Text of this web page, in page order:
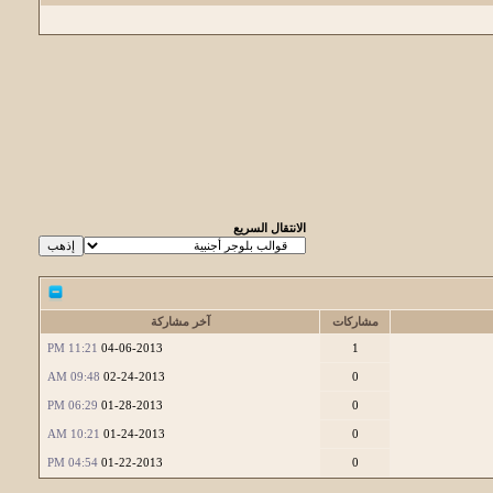
الانتقال السريع
مشاركات
آخر مشاركة
1
04-06-2013
11:21 PM
0
02-24-2013
09:48 AM
0
01-28-2013
06:29 PM
0
01-24-2013
10:21 AM
0
01-22-2013
04:54 PM